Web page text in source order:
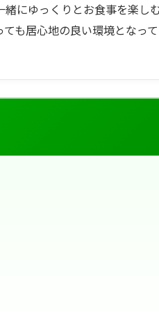
にゆっくりとお食事を楽し
も居心地の良い環境となっ